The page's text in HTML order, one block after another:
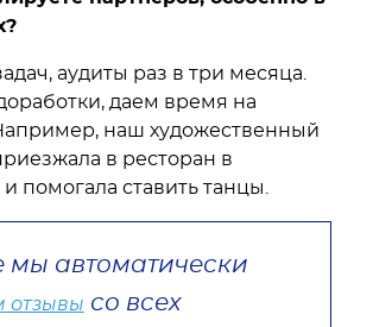
аудиты раз в три месяца.
даем время на
наш художественный
в ресторан в
помогала ставить танцы.
автоматически
отзывы со всех